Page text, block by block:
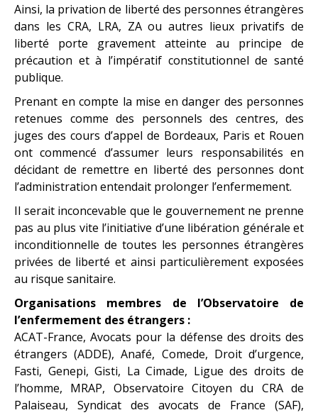
Ainsi, la privation de liberté des personnes étrangères
dans les CRA, LRA, ZA ou autres lieux privatifs de
liberté porte gravement atteinte au principe de
précaution et à l’impératif constitutionnel de santé
publique.
Prenant en compte la mise en danger des personnes
retenues comme des personnels des centres, des
juges des cours d’appel de Bordeaux, Paris et Rouen
ont commencé d’assumer leurs responsabilités en
décidant de remettre en liberté des personnes dont
l’administration entendait prolonger l’enfermement.
Il serait inconcevable que le gouvernement ne prenne
pas au plus vite l’initiative d’une libération générale et
inconditionnelle de toutes les personnes étrangères
privées de liberté et ainsi particulièrement exposées
au risque sanitaire.
Organisations membres de l’Observatoire de
l’enfermement des étrangers :
ACAT-France, Avocats pour la défense des droits des
étrangers (ADDE), Anafé, Comede, Droit d’urgence,
Fasti, Genepi, Gisti, La Cimade, Ligue des droits de
l’homme, MRAP, Observatoire Citoyen du CRA de
Palaiseau, Syndicat des avocats de France (SAF),